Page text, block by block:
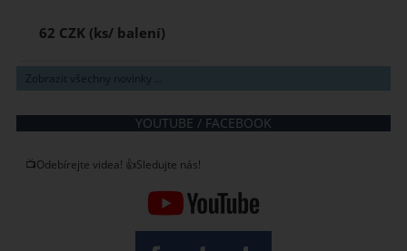
62 CZK
Zobrazit všechny novinky ...
YOUTUBE / FACEBOOK
📺Odebírejte videa! 👍Sledujte nás!